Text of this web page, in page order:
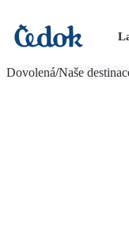
Dovolená/Naše